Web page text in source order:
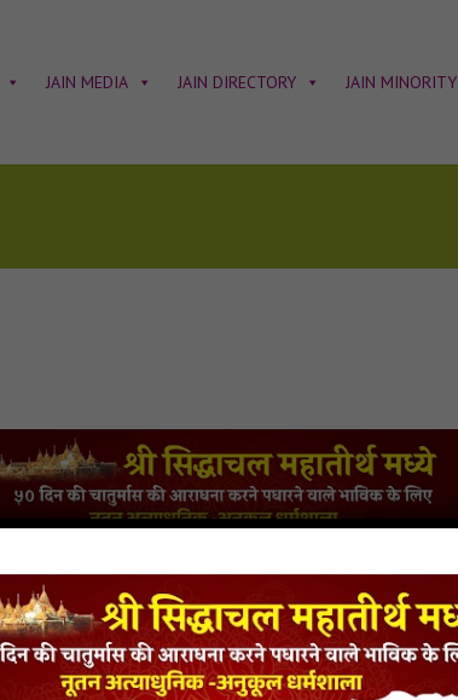
JAIN MEDIA JAIN DIRECTORY JAIN MINORITY